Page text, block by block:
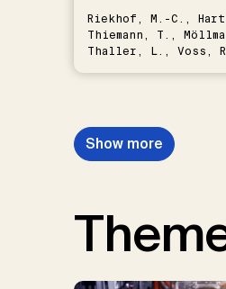
Riekhof, M.-C.,
Thiemann, T.,
Thaller, L., Voss,
Show more